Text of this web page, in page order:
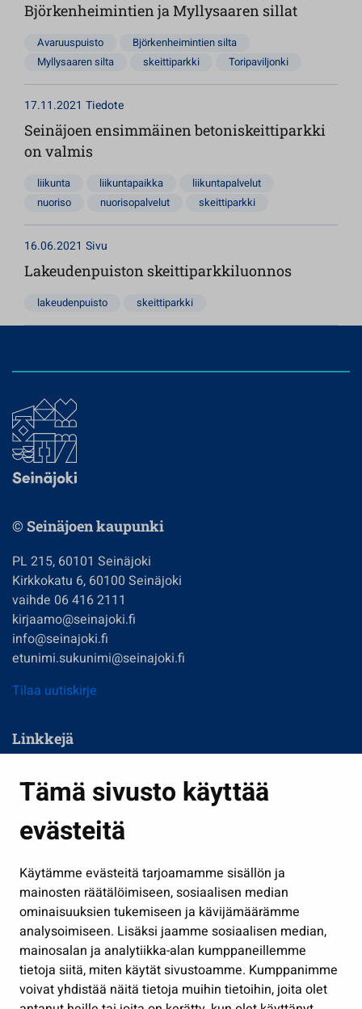
Tämä sivusto käyttää
evästeitä
Käytämme evästeitä tarjoamamme sisällön ja
mainosten räätälöimiseen, sosiaalisen median
ominaisuuksien tukemiseen ja kävijämäärämme
analysoimiseen. Lisäksi jaamme sosiaalisen median,
mainosalan ja analytiikka-alan kumppaneillemme
tietoja siitä, miten käytät sivustoamme. Kumppanimme
voivat yhdistää näitä tietoja muihin tietoihin, joita olet
Björkenheimintien ja Myllysaaren sillat
Avaruuspuisto
Björkenheimintien silta
Myllysaaren silta
skeittiparkki Toripaviljonki
17.11.2021 Tiedote
Seinäjoen ensimmäinen betoniskeittiparkki
on valmis
liikunta liikuntapaikka
liikuntapalvelut
nuoriso
nuorisopalvelut skeittiparkki
16.06.2021 Sivu
Lakeudenpuiston skeittiparkkiluonnos
lakeudenpuisto skeittiparkki
© Seinäjoen kaupunki
PL 215, 60101 Seinäjoki
Kirkkokatu 6, 60100 Seinäjoki
vaihde 06 416 2111
kirjaamo@seinajoki.fi
info@seinajoki.fi
etunimi.sukunimi@seinajoki.fi
Tilaa uutiskirje
Linkkejä
Kasvatus ja opetus
Kulttuuri ja liikunta
Työ ja yrittäminen
Osallistu ja asioi
Näytä omat evästeasetukseni
Seuraa meitä